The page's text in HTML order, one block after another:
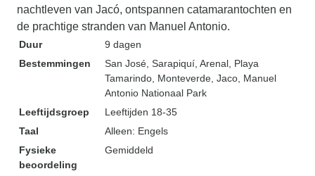
nachtleven van Jacó, ontspannen catamarantochten en
de prachtige stranden van Manuel Antonio.
Duur
9 dagen
Bestemmingen
San José , Sarapiquí , Arenal , Playa
Tamarindo , Monteverde , Jaco , Manuel
Antonio Nationaal Park
Leeftijdsgroep
Leeftijden 18-35
Taal
Alleen: Engels
Fysieke
beoordeling
Gemiddeld